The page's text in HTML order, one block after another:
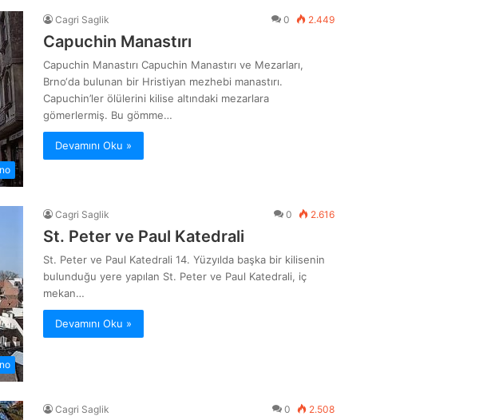
Cagri Saglik 0 2.449
Capuchin Manastırı
Capuchin Manastırı Capuchin Manastırı ve Mezarları,
Brno‘da bulunan bir Hristiyan mezhebi manastırı.
Capuchin’ler ölülerini kilise altındaki mezarlara
gömerlermiş. Bu gömme…
Devamını Oku »
Cagri Saglik 0 2.616
St. Peter ve Paul Katedrali
St. Peter ve Paul Katedrali 14. Yüzyılda başka bir kilisenin
bulunduğu yere yapılan St. Peter ve Paul Katedrali, iç
mekan…
Devamını Oku »
Cagri Saglik 0 2.508